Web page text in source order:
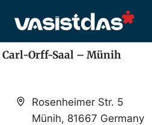
atla
Carl-Orff-Saal – Münih
A
Rosenheimer Str. 5
Münih, 81667 Germany